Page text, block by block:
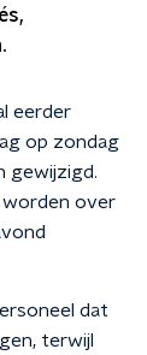
eerder
op zondag
gewijzigd.
worden over
dat
terwijl